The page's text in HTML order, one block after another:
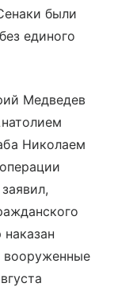
были
единого
Медведев
Николаем
вооруженные